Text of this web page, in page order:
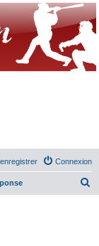
Connexion